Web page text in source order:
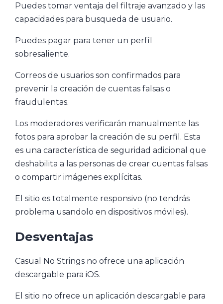
Puedes tomar ventaja del filtraje avanzado y las
capacidades para busqueda de usuario.
Puedes pagar para tener un perfíl
sobresaliente.
Correos de usuarios son confirmados para
prevenir la creación de cuentas falsas o
fraudulentas.
Los moderadores verificarán manualmente las
fotos para aprobar la creación de su perfil. Esta
es una característica de seguridad adicional que
deshabilita a las personas de crear cuentas falsas
o compartir imágenes explícitas.
El sitio es totalmente responsivo (no tendrás
problema usandolo en dispositivos móviles).
Desventajas
Casual No Strings no ofrece una aplicación
descargable para iOS.
El sitio no ofrece un aplicación descargable para